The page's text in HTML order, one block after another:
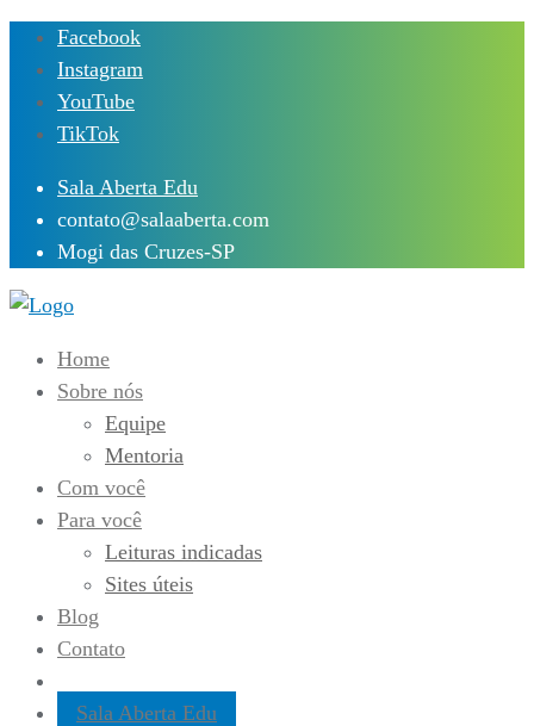
Skip
content
Facebook
Instagram
YouTube
TikTok
Sala Aberta Edu
contato@salaaberta.com
Mogi das Cruzes-SP
Home
Sobre nós
Equipe
Mentoria
Com você
Para você
Leituras indicadas
Sites úteis
Blog
Contato
Sala Aberta Edu